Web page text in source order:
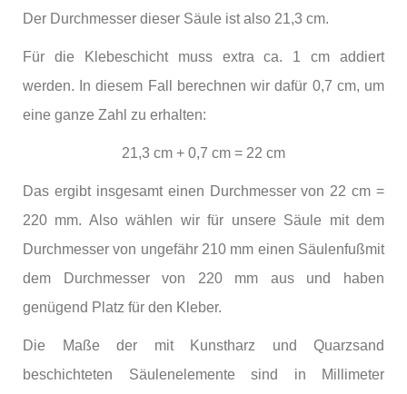
Der Durchmesser dieser Säule ist also 21,3 cm.
Für die Klebeschicht muss extra ca. 1 cm addiert
werden. In diesem Fall berechnen wir dafür 0,7 cm, um
eine ganze Zahl zu erhalten:
21,3 cm + 0,7 cm = 22 cm
Das ergibt insgesamt einen Durchmesser von 22 cm =
220 mm. Also wählen wir für unsere Säule mit dem
Durchmesser von ungefähr 210 mm einen Säulenfußmit
dem Durchmesser von 220 mm aus und haben
genügend Platz für den Kleber.
Die Maße der mit Kunstharz und Quarzsand
beschichteten Säulenelemente sind in Millimeter